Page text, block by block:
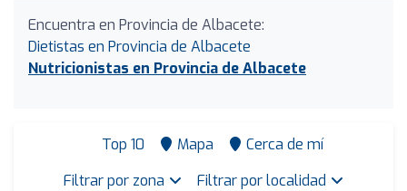
Encuentra en Provincia de Albacete:
Dietistas en Provincia de Albacete
Nutricionistas en Provincia de Albacete
Top 10 Mapa
Cerca de mí
Filtrar por zona
Filtrar por localidad